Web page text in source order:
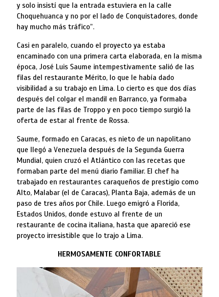
y solo insistí que la entrada estuviera en la calle
Choquehuanca y no por el lado de Conquistadores, donde
hay mucho más tráfico”.
Casi en paralelo, cuando el proyecto ya estaba
encaminado con una primera carta elaborada, en la misma
época, José Luis Saume intempestivamente salió de las
filas del restaurante Mérito, lo que le había dado
visibilidad a su trabajo en Lima. Lo cierto es que dos días
después del colgar el mandil en Barranco, ya formaba
parte de las filas de Troppo y en poco tiempo surgió la
oferta de estar al frente de Rossa.
Saume, formado en Caracas, es nieto de un napolitano
que llegó a Venezuela después de la Segunda Guerra
Mundial, quien cruzó el Atlántico con las recetas que
formaban parte del menú diario familiar. El chef ha
trabajado en restaurantes caraqueños de prestigio como
Alto, Malabar (el de Caracas), Planta Baja, además de un
paso de tres años por Chile. Luego emigró a Florida,
Estados Unidos, donde estuvo al frente de un
restaurante de cocina italiana, hasta que apareció ese
proyecto irresistible que lo trajo a Lima.
HERMOSAMENTE CONFORTABLE